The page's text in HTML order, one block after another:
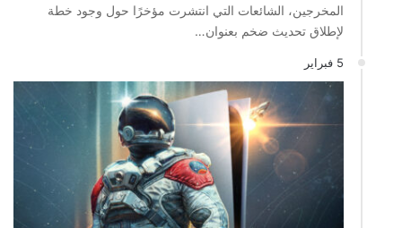
المخرجين، الشائعات التي انتشرت مؤخرًا حول وجود خطة
لإطلاق تحديث ضخم بعنوان…
5 فبراير